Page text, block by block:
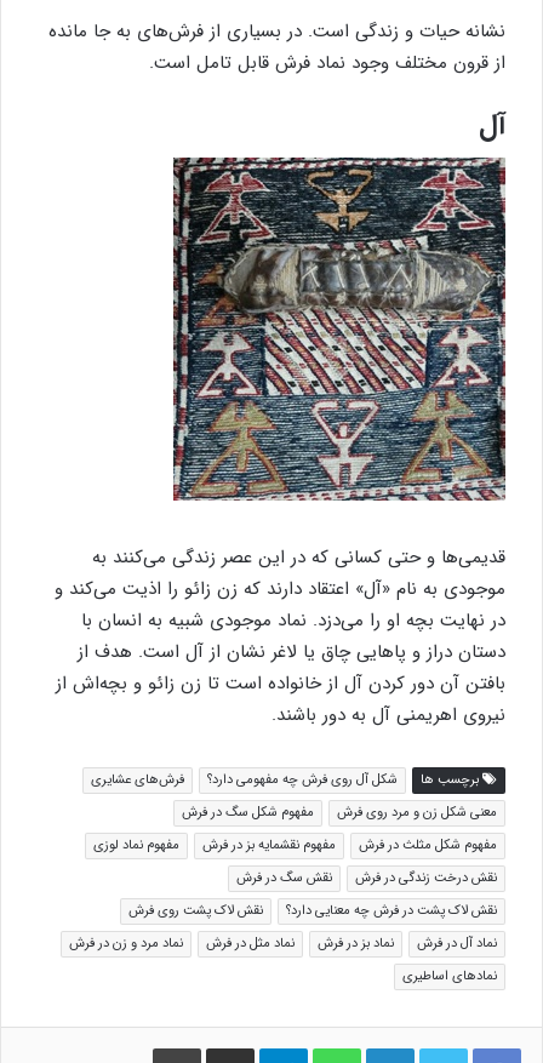
نشانه حیات و زندگی است. در بسیاری از فرش‌های به جا مانده
از قرون مختلف وجود نماد فرش قابل تامل است.
آل
قدیمی‌ها و حتی کسانی که در این عصر زندگی می‌کنند به
موجودی به نام «آل» اعتقاد دارند که زن زائو را اذیت می‌کند و
در نهایت بچه او را می‌دزد. نماد موجودی شبیه به انسان با
دستان دراز و پاهایی چاق یا لاغر نشان از آل است. هدف از
بافتن آن دور کردن آل از خانواده است تا زن زائو و بچه‌اش از
نیروی اهریمنی آل به دور باشند.
برچسب ها شکل آل روی فرش چه مفهومی دارد؟
فرش‌های عشایری
معنی شکل زن و مرد روی فرش
مفهوم شکل سگ در فرش
مفهوم شکل مثلث در فرش
مفهوم نقشمایه بز در فرش
مفهوم نماد لوزی
نقش درخت زندگی در فرش
نقش سگ در فرش
نقش لاک پشت در فرش چه معنایی دارد؟
نقش لاک پشت روی فرش
نماد آل در فرش
نماد بز در فرش نماد مثل در فرش
نماد مرد و زن در فرش
نمادهای اساطیری
لینکدین واتس آپ تلگرام اشتراک گذاری از طریق ایمیل